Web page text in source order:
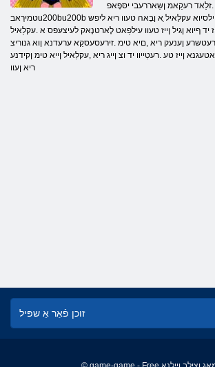
רעקַאמ ןשַאררעבי יסּפָאּפ
טמירַאבu200bu200b ןופ עירעס ַא ןֿפַאש וצ .גיילסיוא עקלַאיל ַא ןבָאה טעוו ריא ליּפש
יד ףיוא ןגיל ןייז טעוו עילפַאט לָארטנָאק לעיצעּפס א .עקלַאיל
רעטשרע ןענעק ריא ,םיא טימ .זירעסעסקַא ערעדנא ןוא גנוריצ
ןייז טע .רעטַייוו יד וצ ןייג ריא ,עקלַאיל ןייא טימ ןקידנע
ריא ןעוו